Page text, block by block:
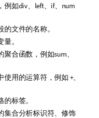
例如div、 left、 if、 num
文件的名称。
。
聚合函数，例如sum、
用的运算符，例如 +、
的标签。
集合分析标识符、修饰